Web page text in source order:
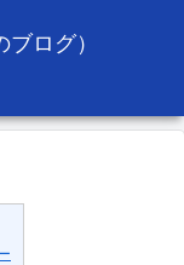
ログ）